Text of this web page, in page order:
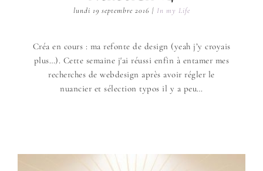
lundi 19 septembre 2016 | In my Life
Créa en cours : ma refonte de design (yeah j’y croyais
plus…). Cette semaine j'ai réussi enfin à entamer mes
recherches de webdesign après avoir régler le
nuancier et sélection typos il y a peu…